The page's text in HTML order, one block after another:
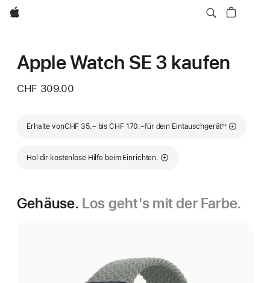
Apple
Apple Watch SE 3 kaufen
CHF 309.00
Erhalte vonCHF 35.– bis CHF 170.–für dein Eintauschgerät
Fußnote
◊◊
Hol dir kostenlose Hilfe beim Einrichten.
Gehäuse. Los geht's mit der Farbe.